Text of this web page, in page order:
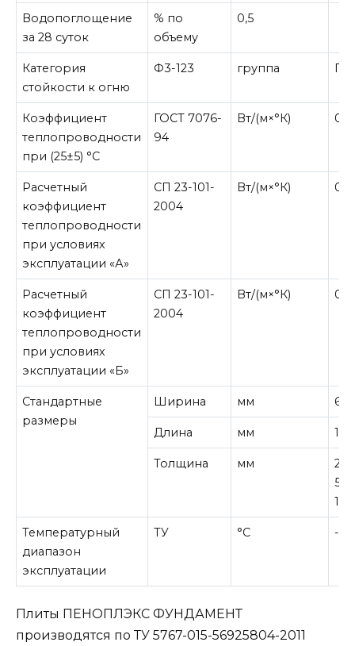
Водопоглощение
за 28 суток
% по
объему
0,5
Категория
стойкости к огню
Ф3-123 группа Г4
Коэффициент
теплопроводности
при (25±5) °С
ГОСТ 7076-
94
Вт/(м×°К)
Расчетный
коэффициент
теплопроводности
при условиях
эксплуатации «А»
СП 23-101-
2004
Вт/(м×°К)
Расчетный
коэффициент
теплопроводности
при условиях
эксплуатации «Б»
СП 23-101-
2004
Вт/(м×°К)
Стандартные
размеры
Ширина мм
Длина мм
Толщина мм
20;
50;
100
Температурный
диапазон
эксплуатации
ТУ °С -
Плиты ПЕНОПЛЭКС ФУНДАМЕНТ
производятся по ТУ 5767-015-56925804-2011